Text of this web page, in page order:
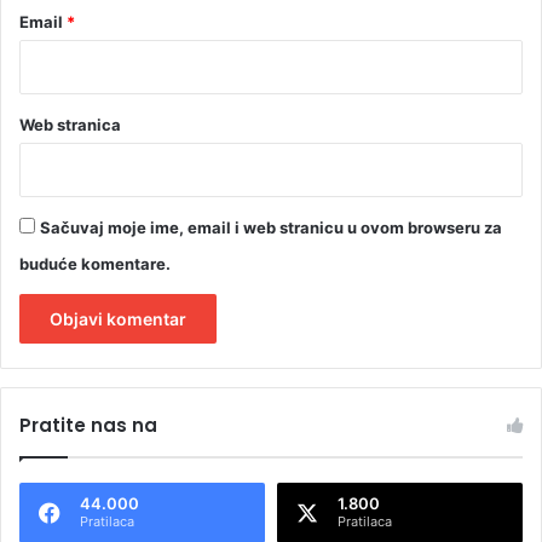
Email *
Web stranica
Sačuvaj moje ime, email i web stranicu u ovom browseru za
buduće komentare.
tPratite nas na
44.000
Pratilaca
1.800
Pratilaca